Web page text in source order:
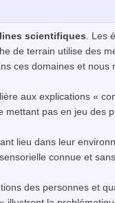
scientifiques . Les
de terrain utilise des
ces domaines et nous
aux explications «
mettant pas en jeu des
lieu dans leur
connue et
des personnes et